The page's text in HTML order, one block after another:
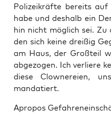
Poli­zei­kräf­te bereits
habe und des­halb ein
hin nicht mög­lich sei.
den sich kei­ne drei­ßig
am Haus, der Groß­teil
abge­zo­gen. Ich ver­lie­re
die­se Clow­ne­rei­en,
mandatiert.
Apro­pos